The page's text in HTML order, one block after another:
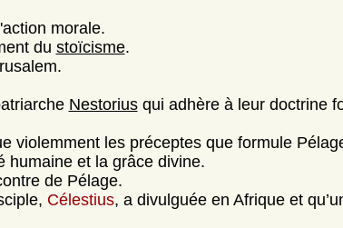
morale.
du stoïcisme.
Nestoriusqui adhère à leur doctrine
violemment les préceptes que formule
humaine et la grâce divine.
de Pélage.
Célestius, a divulguée en Afrique et